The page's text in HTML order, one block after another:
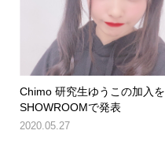
Chimo 研究生ゆうこの加入を
SHOWROOMで発表
2020.05.27